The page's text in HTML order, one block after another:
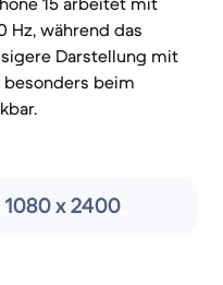
Hz, während das
Darstellung mit
besonders beim
1080 x 2400